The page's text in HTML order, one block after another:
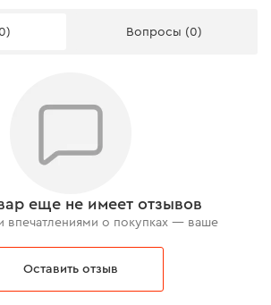
Вопросы (0)
еще не имеет отзывов
впечатлениями о покупках — ваше
Оставить отзыв